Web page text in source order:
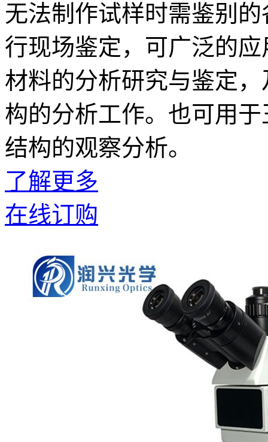
无法制作试样时需鉴别
行现场鉴定，可广泛的
材料的分析研究与鉴定
构的分析工作。也可用
结构的观察分析。
了解更多
在线订购